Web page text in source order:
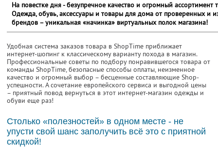
На повестке дня - безупречное качество и огромный ассортимент
Одежда, обувь, аксессуары и товары для дома от проверенных и
брендов – уникальная «начинка» виртуальных полок магазина!
Удобная система заказов товара в ShopTime приближает
интернет-шопинг к классическому варианту похода в магазин.
Профессиональные советы по подбору понравившегося товара от
команды ShopTime, безопасные способы оплаты, неизменное
качество и огромный выбор – бесценные составляющие Shop-
успешности. А сочетание европейского сервиса и выгодной цены
– приятный повод вернуться в этот интернет-магазин одежды и
обуви еще раз!
Столько «полезностей» в одном месте - не
упусти свой шанс заполучить всё это с приятной
скидкой!